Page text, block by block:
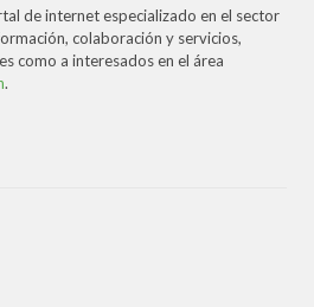
de internet especializado en el sector
colaboración y servicios,
como a interesados en el área
.